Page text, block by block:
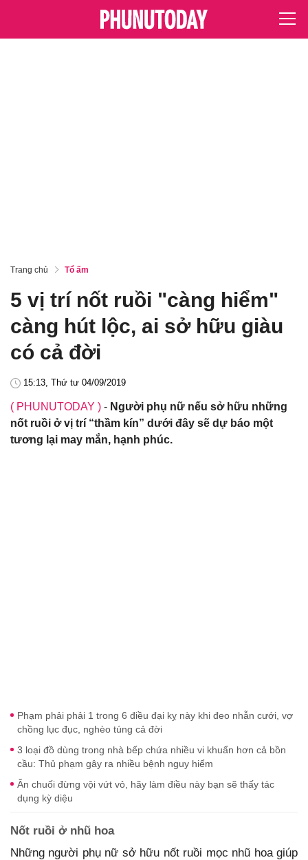
Trang chủ Tổ ấm
5 vị trí nốt ruồi "càng hiểm"
càng hút lộc, ai sở hữu giàu
có cả đời
15:13, Thứ tư 04/09/2019
( PHUNUTODAY ) - Người phụ nữ nếu sở hữu những
nốt ruồi ở vị trí “thầm kín” dưới đây sẽ dự báo một
tương lại may mắn, hạnh phúc.
Phạm phải phải 1 trong 6 điều đại kỵ này khi đeo nhẫn cưới, vợ
chồng lục đục, nghèo túng cả đời
3 loại đồ dùng trong nhà bếp chứa nhiều vi khuẩn hơn cả bồn
cầu: Thủ phạm gây ra nhiều bệnh nguy hiểm
Ăn chuối đừng vội vứt vỏ, hãy làm điều này bạn sẽ thấy tác
dụng kỳ diệu
Nốt ruồi ở nhũ hoa
Những người phụ nữ sở hữu nốt ruồi mọc nhũ hoa giúp